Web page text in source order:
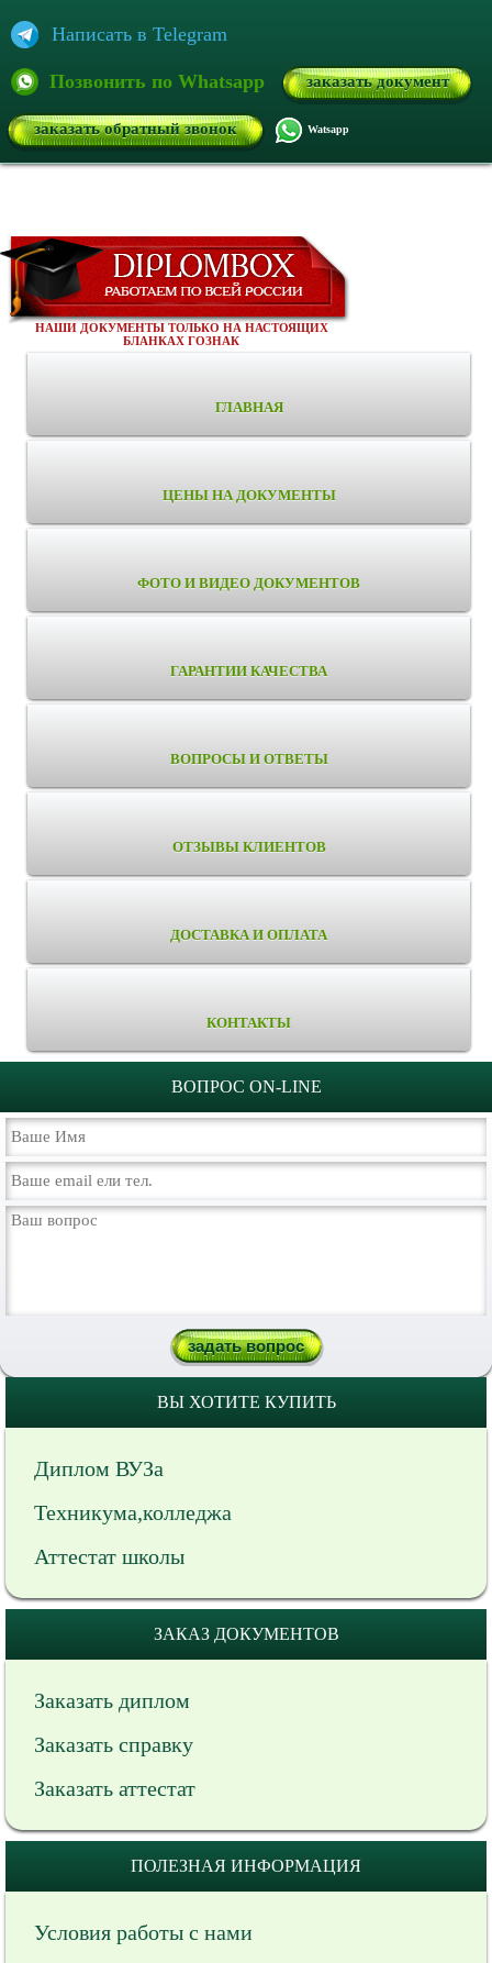
Написать в Telegram
Позвонить по Whatsapp заказать документ
заказать обратный звонок Watsapp
НАШИ ДОКУМЕНТЫ ТОЛЬКО НА НАСТОЯЩИХ
БЛАНКАХ ГОЗНАК
ГЛАВНАЯ
ЦЕНЫ НА ДОКУМЕНТЫ
ФОТО И ВИДЕО ДОКУМЕНТОВ
ГАРАНТИИ КАЧЕСТВА
ВОПРОСЫ И ОТВЕТЫ
ОТЗЫВЫ КЛИЕНТОВ
ДОСТАВКА И ОПЛАТА
КОНТАКТЫ
ВОПРОС ON-LINE
ВЫ ХОТИТЕ КУПИТЬ
Диплом ВУЗа
Техникума,колледжа
Аттестат школы
ЗАКАЗ ДОКУМЕНТОВ
Заказать диплом
Заказать справку
Заказать аттестат
ПОЛЕЗНАЯ ИНФОРМАЦИЯ
Условия работы с нами